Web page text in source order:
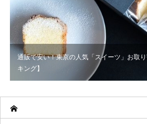
通販で安い！東京の人気「スイーツ」お取
キング】